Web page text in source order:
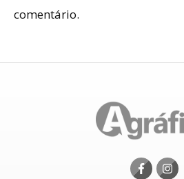
comentário.